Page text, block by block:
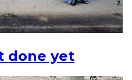
done yet